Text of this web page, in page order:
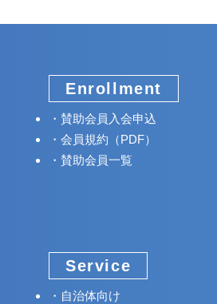
Enrollment
賛助会員入会申込
会員規約（PDF）
賛助会員一覧
Service
自治体向け